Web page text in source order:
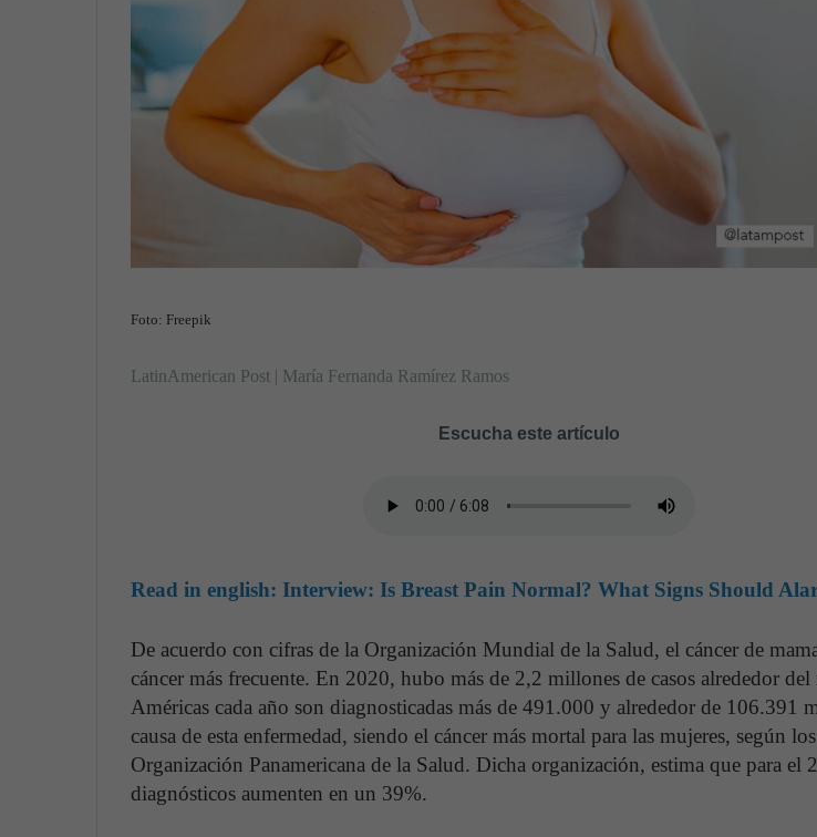
Foto: Freepik
LatinAmerican Post | María Fernanda Ramírez Ramos
Escucha este artículo
Read in english: Interview: Is Breast Pain Normal? What Signs Should
De acuerdo con cifras de la Organización Mundial de la Salud, el cáncer de
cáncer más frecuente. En 2020, hubo más de 2,2 millones de casos alrededor
Américas cada año son diagnosticadas más de 491.000 y alrededor de 106.391
causa de esta enfermedad, siendo el cáncer más mortal para las mujeres, según
Organización Panamericana de la Salud. Dicha organización, estima que para el
diagnósticos aumenten en un 39%.